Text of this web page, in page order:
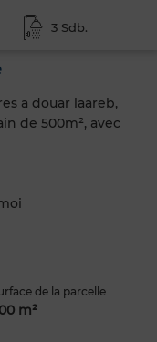
3 Sdb.
a douar laareb,
de 500m², avec
de la parcelle
m²